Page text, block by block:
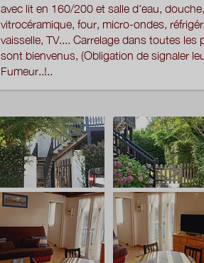
avec lit en 160/200 et salle d'eau,
vitrocéramique, four, micro-ondes,
vaisselle, TV.... Carrelage dans toutes
sont bienvenus, (Obligation de signaler
Fumeur..!..